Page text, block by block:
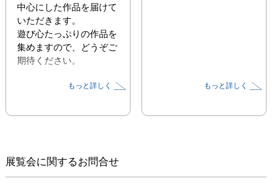
中心にした作品を届けて
いただきます。
遊び心たっぷりの作品を
集めますので、どうぞご
期待ください。
金本美香
3人展 　可児友紀 金本美
香 白木千華「海のいき
もっと詳しく もっと詳しく
展覧会に関するお問合せ